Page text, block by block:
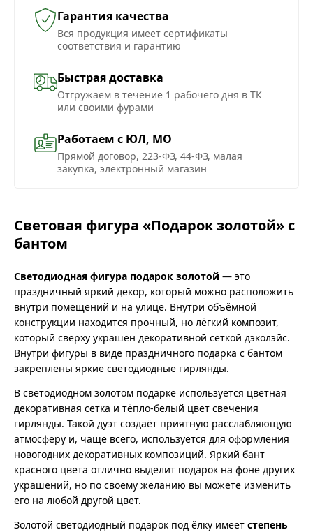
Гарантия качества
Вся продукция имеет сертификаты
соответствия и гарантию
Быстрая доставка
Отгружаем в течение 1 рабочего дня в ТК
или своими фурами
Работаем с ЮЛ, МО
Прямой договор, 223-ФЗ, 44-ФЗ, малая
закупка, электронный магазин
Световая фигура «Подарок золотой» с
бантом
Светодиодная фигура подарок золотой — это
праздничный яркий декор, который можно расположить
внутри помещений и на улице. Внутри объёмной
конструкции находится прочный, но лёгкий композит,
который сверху украшен декоративной сеткой дэколэйс.
Внутри фигуры в виде праздничного подарка с бантом
закреплены яркие светодиодные гирлянды.
В светодиодном золотом подарке используется цветная
декоративная сетка и тёпло-белый цвет свечения
гирлянды. Такой дуэт создаёт приятную расслабляющую
атмосферу и, чаще всего, используется для оформления
новогодних декоративных композиций. Яркий бант
красного цвета отлично выделит подарок на фоне других
украшений, но по своему желанию вы можете изменить
его на любой другой цвет.
Золотой светодиодный подарок под ёлку имеет степень